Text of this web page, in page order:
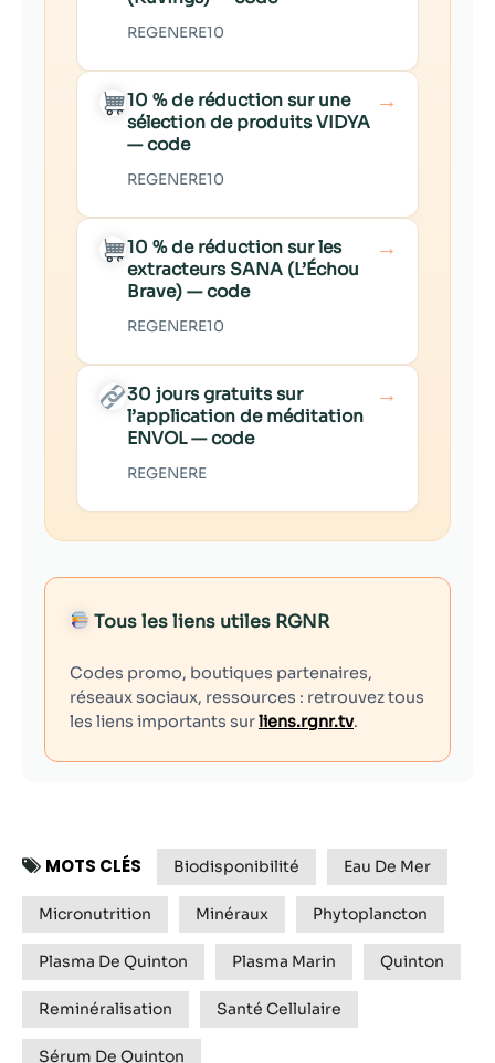
REGENERE10
10 % de réduction sur une
sélection de produits VIDYA
— code
REGENERE10
→
10 % de réduction sur les
extracteurs SANA (L’Échou
Brave) — code
REGENERE10
→
30 jours gratuits sur
l’application de méditation
ENVOL — code
REGENERE
→
Tous les liens utiles RGNR
Codes promo, boutiques partenaires,
réseaux sociaux, ressources : retrouvez tous
les liens importants surliens.rgnr.tv.
MOTS CLÉS Biodisponibilité Eau De Mer
Micronutrition Minéraux Phytoplancton
Plasma De Quinton Plasma Marin Quinton
Reminéralisation Santé Cellulaire
Sérum De Quinton